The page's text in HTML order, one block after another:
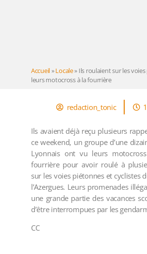
Accueil»Locale» Ils roulaient sur les
leurs motocross à la fourrière
redaction_tonic
Ils avaient déjà reçu plusieurs
ce weekend, un groupe d’une
Lyonnais ont vu leurs
fourrière pour avoir roulé à
sur les voies piétonnes et cyclistes
l’Azergues. Leurs promenades
une grande partie des vacances
d’être interrompues par les
CC